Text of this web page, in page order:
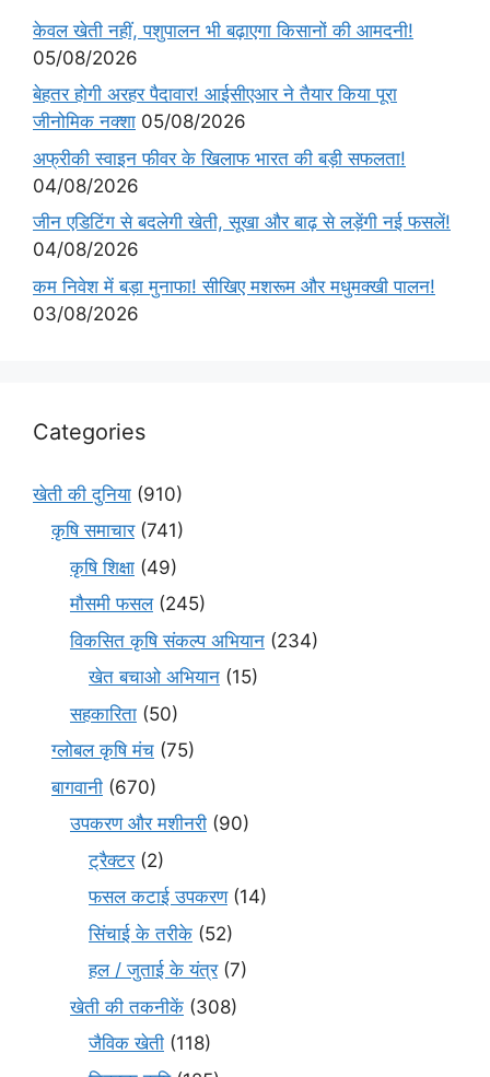
केवल खेती नहीं, पशुपालन भी बढ़ाएगा किसानों की आमदनी!
05/08/2026
बेहतर होगी अरहर पैदावार! आईसीएआर ने तैयार किया पूरा
जीनोमिक नक्शा 05/08/2026
अफ्रीकी स्वाइन फीवर के खिलाफ भारत की बड़ी सफलता!
04/08/2026
जीन एडिटिंग से बदलेगी खेती, सूखा और बाढ़ से लड़ेंगी नई फसलें!
04/08/2026
कम निवेश में बड़ा मुनाफा! सीखिए मशरूम और मधुमक्खी पालन!
03/08/2026
Categories
खेती की दुनिया (910)
कृषि समाचार(741)
कृषि शिक्षा (49)
मौसमी फसल(245)
विकसित कृषि संकल्प अभियान (234)
खेत बचाओ अभियान (15)
सहकारिता (50)
ग्लोबल कृषि मंच (75)
बागवानी (670)
उपकरण और मशीनरी (90)
ट्रैक्टर(2)
फसल कटाई उपकरण(14)
सिंचाई के तरीके (52)
हल / जुताई के यंत्र(7)
खेती की तकनीकें (308)
जैविक खेती (118)